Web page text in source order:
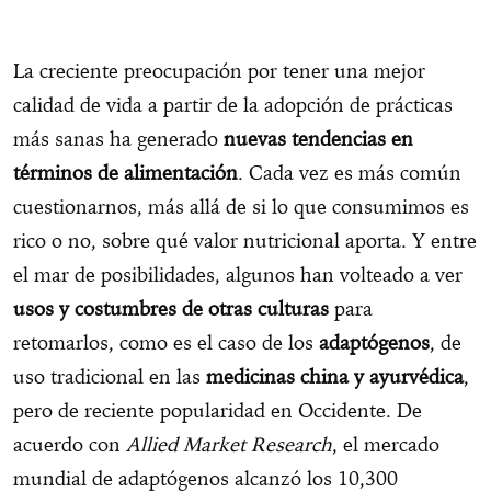
La creciente preocupación por tener una mejor
calidad de vida a partir de la adopción de prácticas
más sanas ha generado nuevas tendencias en
términos de alimentación. Cada vez es más común
cuestionarnos, más allá de si lo que consumimos es
rico o no, sobre qué valor nutricional aporta. Y entre
el mar de posibilidades, algunos han volteado a ver
usos y costumbres de otras culturas para
retomarlos, como es el caso de los adaptógenos, de
uso tradicional en las medicinas china y ayurvédica,
pero de reciente popularidad en Occidente. De
acuerdo conAllied Market Research, el mercado
mundial de adaptógenos alcanzó los 10,300